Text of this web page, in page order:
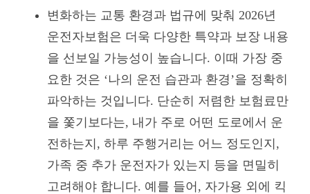
변화하는 교통 환경과 법규에 맞춰 2026년
운전자보험은 더욱 다양한 특약과 보장 내용
을 선보일 가능성이 높습니다. 이때 가장 중
요한 것은 ‘나의 운전 습관과 환경’을 정확히
파악하는 것입니다. 단순히 저렴한 보험료만
을 쫓기보다는, 내가 주로 어떤 도로에서 운
전하는지, 하루 주행거리는 어느 정도인지,
가족 중 추가 운전자가 있는지 등을 면밀히
고려해야 합니다. 예를 들어, 자가용 외에 킥